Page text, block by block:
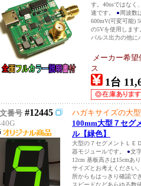
す。40nsではなく
速です。 ● 周波数
600mV(可変可能)
の5Vを使用します
パルス出力の他に
メーカー希
ス
1台
番号 #12445
ハガキサイズの大
100mm大型７セグ
ル【緑色】
大型の７セグメントＬＥ
器モジュールです。 ●文
12cm 基板高さは15cmあ
サイズとお考えください
所からもはっきり確認で
スピードなどあらゆる数